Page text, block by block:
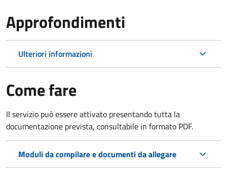
Approfondimenti
Ulteriori informazioni
Come fare
Il servizio può essere attivato presentando tutta la
documentazione prevista, consultabile in formato PDF.
Moduli da compilare e documenti da allegare